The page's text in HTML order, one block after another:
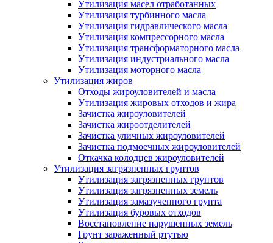
Утилизация масел отработанных
Утилизация турбинного масла
Утилизация гидравлического масла
Утилизация компрессорного масла
Утилизация трансформаторного масла
Утилизация индустриального масла
Утилизация моторного масла
Утилизация жиров
Отходы жироуловителей и масла
Утилизация жировых отходов и жира
Зачистка жироуловителей
Зачистка жироотделителей
Зачистка уличных жироуловителей
Зачистка подмоечных жироуловителей
Откачка колодцев жироуловителей
Утилизация загрязненных грунтов
Утилизация загрязненных грунтов
Утилизация загрязненных земель
Утилизация замазученного грунта
Утилизация буровых отходов
Восстановление нарушенных земель
Грунт зараженный ртутью